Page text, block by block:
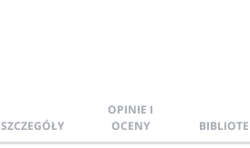
SZCZEGÓŁY
OPINIE I
OCENY